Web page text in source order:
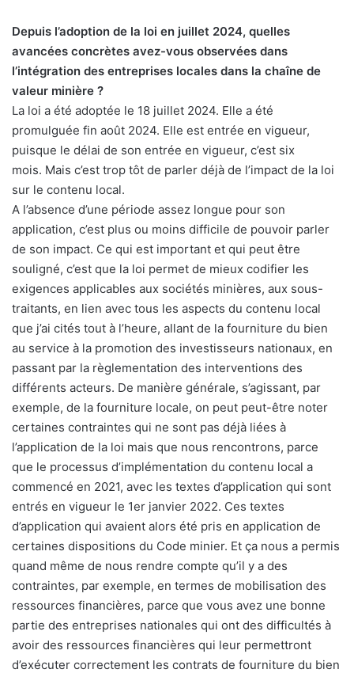
Depuis l’adoption de la loi en juillet 2024, quelles
avancées concrètes avez-vous observées dans
l’intégration des entreprises locales dans la chaîne de
valeur minière ?
La loi a été adoptée le 18 juillet 2024. Elle a été
promulguée fin août 2024. Elle est entrée en vigueur,
puisque le délai de son entrée en vigueur, c’est six
mois. Mais c’est trop tôt de parler déjà de l’impact de la loi
sur le contenu local.
A l’absence d’une période assez longue pour son
application, c’est plus ou moins difficile de pouvoir parler
de son impact. Ce qui est important et qui peut être
souligné, c’est que la loi permet de mieux codifier les
exigences applicables aux sociétés minières, aux sous-
traitants, en lien avec tous les aspects du contenu local
que j’ai cités tout à l’heure, allant de la fourniture du bien
au service à la promotion des investisseurs nationaux, en
passant par la règlementation des interventions des
différents acteurs. De manière générale, s’agissant, par
exemple, de la fourniture locale, on peut peut-être noter
certaines contraintes qui ne sont pas déjà liées à
l’application de la loi mais que nous rencontrons, parce
que le processus d’implémentation du contenu local a
commencé en 2021, avec les textes d’application qui sont
entrés en vigueur le 1er janvier 2022. Ces textes
d’application qui avaient alors été pris en application de
certaines dispositions du Code minier. Et ça nous a permis
quand même de nous rendre compte qu’il y a des
contraintes, par exemple, en termes de mobilisation des
ressources financières, parce que vous avez une bonne
partie des entreprises nationales qui ont des difficultés à
avoir des ressources financières qui leur permettront
d’exécuter correctement les contrats de fourniture du bien